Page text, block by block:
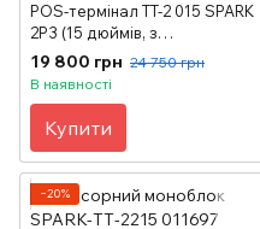
POS-термінал TT-2 015 SPARK
2P3 (15 дюймів, з
картрідером)
19 800 грн 24 750 грн
В наявності
Купити
−20%